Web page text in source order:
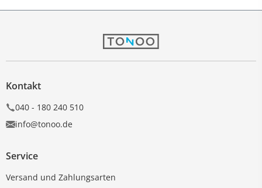
Kontakt
040 - 180 240 510
info@tonoo.de
Service
Versand und Zahlungsarten